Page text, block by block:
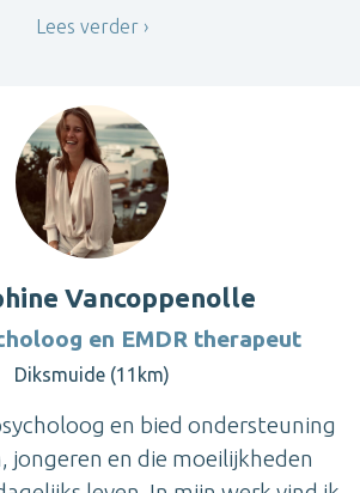
Lees verder
Vancoppenolle
en EMDR therapeut
Diksmuide (11km)
en bied ondersteuning
jongeren en die moeilijkheden